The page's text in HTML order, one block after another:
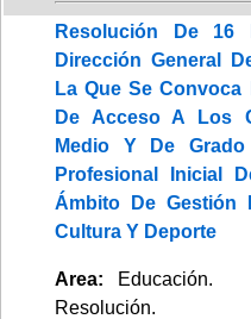
Resolución De
Dirección General
La Que Se
De Acceso A Los
Medio Y De
Profesional Inicial
Ámbito De Gestión
Cultura Y Deporte
Area:
Resolución.